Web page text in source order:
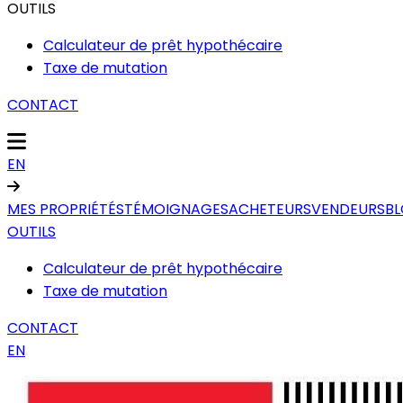
OUTILS
Calculateur de prêt hypothécaire
Taxe de mutation
CONTACT
EN
MES PROPRIÉTÉSTÉMOIGNAGESACHETEURSVENDEURS
OUTILS
Calculateur de prêt hypothécaire
Taxe de mutation
CONTACT
EN